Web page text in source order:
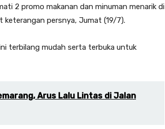
2 promo makanan dan minuman menarik di
keterangan persnya, Jumat (19/7).
terbilang mudah serta terbuka untuk
Arus Lalu Lintas di Jalan